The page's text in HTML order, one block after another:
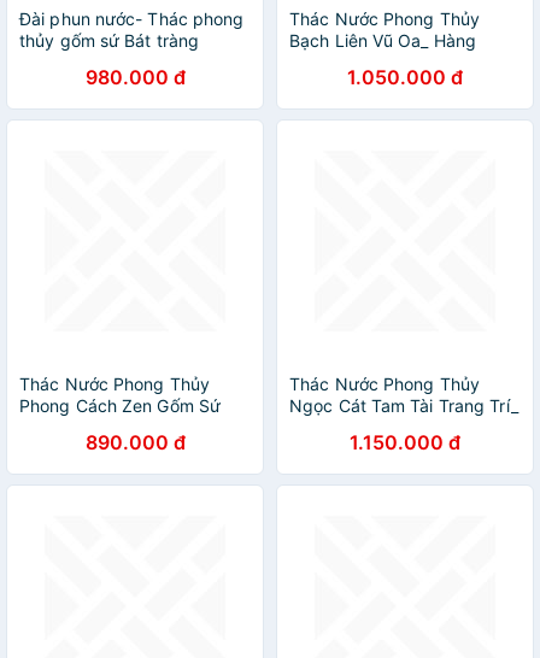
Đài phun nước- Thác phong
thủy gốm sứ Bát tràng
980.000 đ
Thác Nước Phong Thủy
Bạch Liên Vũ Oa_ Hàng
1.050.000 đ
Thác Nước Phong Thủy
Phong Cách Zen Gốm Sứ
890.000 đ
Thác Nước Phong Thủy
Ngọc Cát Tam Tài Trang Trí_
1.150.000 đ